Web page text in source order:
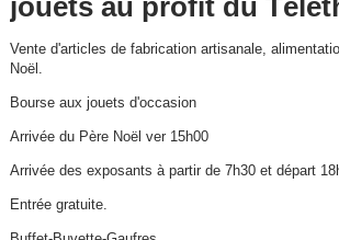
Vente d'articles de fabrication artisanale,
Noël.
Bourse aux jouets d'occasion
Arrivée du Père Noël ver 15h00
Arrivée des exposants à partir de 7h30 et départ
Entrée gratuite.